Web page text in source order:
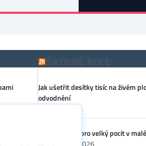
dlouhou
ŠIKOVNÉ RUCE
Jak ušetřit desítky tisíc na živém
odvodnění
6 srpna, 2026
Můj tajný tah pro velký pocit v
30 července, 2026